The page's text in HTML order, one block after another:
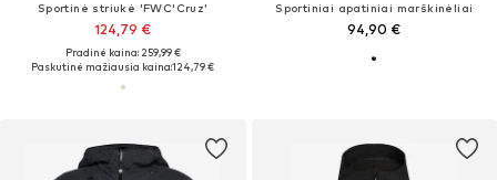
Sportinė striukė 'FWC'Cruz'
124,79 €
Pradinė kaina: 259,99 €
Paskutinė mažiausia kaina:124,79 €
Sportiniai apatiniai marškinėliai
94,90 €